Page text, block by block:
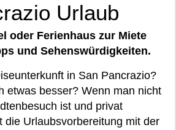
Urlaub
oder Ferienhaus zur Miete
und Sehenswürdigkeiten.
in San Pancrazio?
etwas besser? Wenn man nicht
ist und privat
die Urlaubsvorbereitung mit der